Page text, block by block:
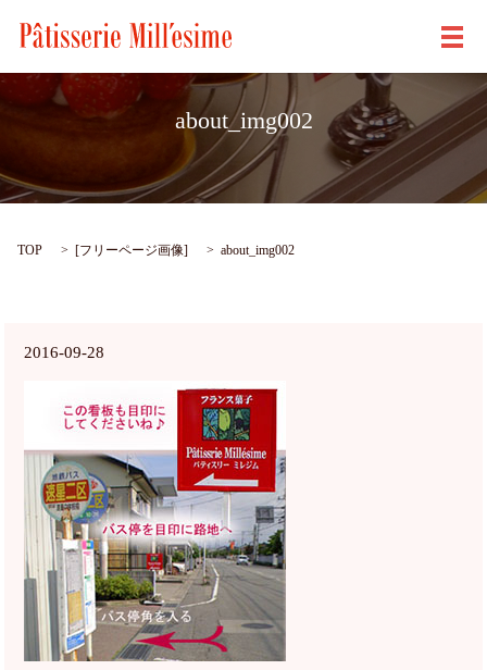
メ
about_img002
TOP [フリーページ画像] about_img002
2016-09-28